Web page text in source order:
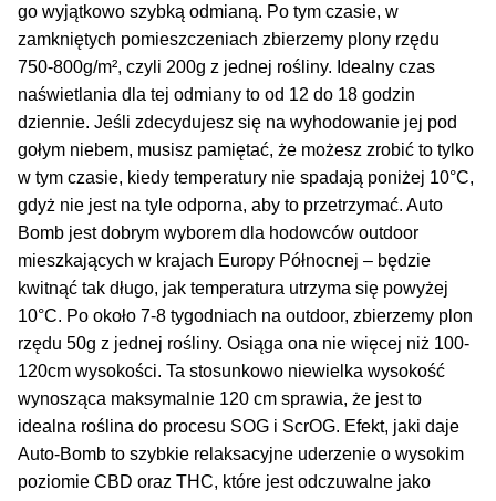
go wyjątkowo szybką odmianą. Po tym czasie, w
zamkniętych pomieszczeniach zbierzemy plony rzędu
750-800g/m², czyli 200g z jednej rośliny. Idealny czas
naświetlania dla tej odmiany to od 12 do 18 godzin
dziennie. Jeśli zdecydujesz się na wyhodowanie jej pod
gołym niebem, musisz pamiętać, że możesz zrobić to tylko
w tym czasie, kiedy temperatury nie spadają poniżej 10°C,
gdyż nie jest na tyle odporna, aby to przetrzymać. Auto
Bomb jest dobrym wyborem dla hodowców outdoor
mieszkających w krajach Europy Północnej – będzie
kwitnąć tak długo, jak temperatura utrzyma się powyżej
10°C. Po około 7-8 tygodniach na outdoor, zbierzemy plon
rzędu 50g z jednej rośliny. Osiąga ona nie więcej niż 100-
120cm wysokości. Ta stosunkowo niewielka wysokość
wynosząca maksymalnie 120 cm sprawia, że jest to
idealna roślina do procesu SOG i ScrOG. Efekt, jaki daje
Auto-Bomb to szybkie relaksacyjne uderzenie o wysokim
poziomie CBD oraz THC, które jest odczuwalne jako